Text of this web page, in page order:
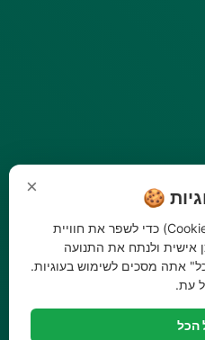
× 🍪
האתר שלנו משתמש בעוגיות (Cookies) כדי לשפר את חוויית
אישית ולנתח את התנועה
אתה מסכים לשימוש בעוגיות.
עת.
הכל